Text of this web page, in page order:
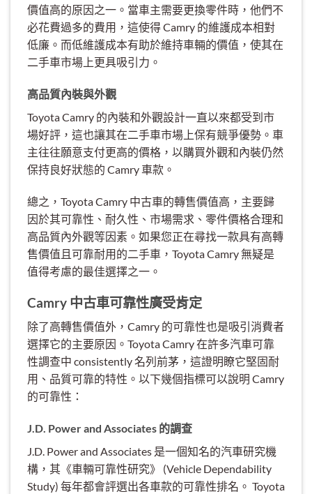
價值高的原因之一。當車主需要更換零件時，他們不
必花費過多的費用，這使得 Camry 的維護成本相對
低廉。而低維護成本有助於維持車輛的價值，使其在
二手車市場上更具吸引力。
高品質內裝與外觀
Toyota Camry 的內裝和外觀設計一直以來都受到市
場好評，這也讓其在二手車市場上保有競爭優勢。車
主往往願意支付更高的價格，以購買外觀和內裝仍然
保持良好狀態的 Camry 車款。
總之，Toyota Camry 中古車的轉售價值高，主要歸
因於其可靠性、耐久性、市場需求、零件價格合理和
高品質內外觀等因素。如果您正在尋找一款具有高轉
售價值且可靠耐用的二手車，Toyota Camry 無疑是
值得考慮的最佳選擇之一。
Camry 中古車可靠性廣受肯定
除了高轉售價值外，Camry 的可靠性也是吸引消費者
選擇它的主要原因。Toyota Camry 在許多汽車可靠
性調查中 consistently 名列前茅，這證明瞭它堅固耐
用、品質可靠的特性。以下幾個指標可以說明 Camry
的可靠性：
J.D. Power and Associates 的調查
J.D. Power and Associates 是一個知名的汽車研究機
構，其《車輛可靠性研究》 (Vehicle Dependability
Study) 每年都會評選出各車款的可靠性排名。 Toyota